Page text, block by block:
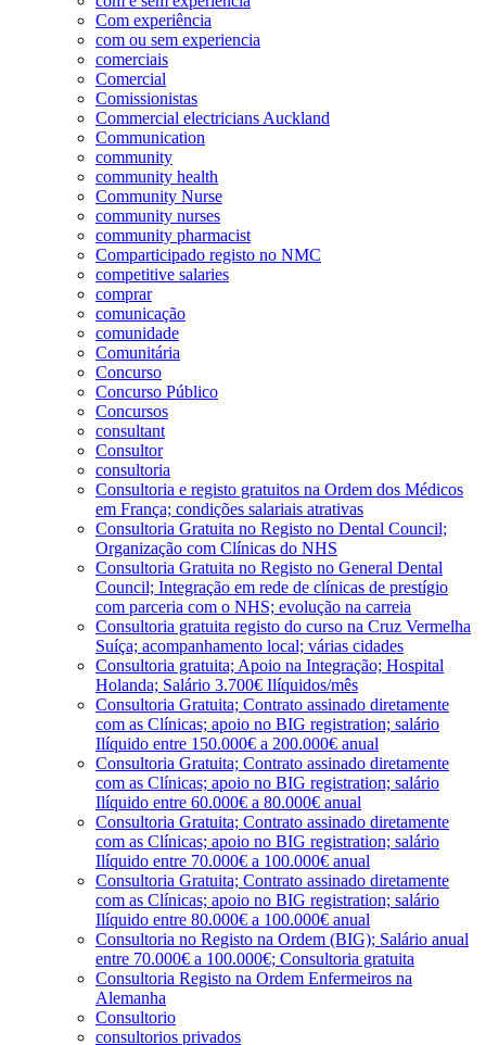
Com experiência
com ou sem experiencia
comerciais
Comercial
Comissionistas
Commercial electricians Auckland
Communication
community
community health
Community Nurse
community nurses
community pharmacist
Comparticipado registo no NMC
competitive salaries
comprar
comunicação
comunidade
Comunitária
Concurso
Concurso Público
Concursos
consultant
Consultor
consultoria
Consultoria e registo gratuitos na Ordem dos Médicos
em França; condições salariais atrativas
Consultoria Gratuita no Registo no Dental Council;
Organização com Clínicas do NHS
Consultoria Gratuita no Registo no General Dental
Council; Integração em rede de clínicas de prestígio
com parceria com o NHS; evolução na carreia
Consultoria gratuita registo do curso na Cruz Vermelha
Suíça; acompanhamento local; várias cidades
Consultoria gratuita; Apoio na Integração; Hospital
Holanda; Salário 3.700€ Ilíquidos/mês
Consultoria Gratuita; Contrato assinado diretamente
com as Clínicas; apoio no BIG registration; salário
Ilíquido entre 150.000€ a 200.000€ anual
Consultoria Gratuita; Contrato assinado diretamente
com as Clínicas; apoio no BIG registration; salário
Ilíquido entre 60.000€ a 80.000€ anual
Consultoria Gratuita; Contrato assinado diretamente
com as Clínicas; apoio no BIG registration; salário
Ilíquido entre 70.000€ a 100.000€ anual
Consultoria Gratuita; Contrato assinado diretamente
com as Clínicas; apoio no BIG registration; salário
Ilíquido entre 80.000€ a 100.000€ anual
Consultoria no Registo na Ordem (BIG); Salário anual
entre 70.000€ a 100.000€; Consultoria gratuita
Consultoria Registo na Ordem Enfermeiros na
Alemanha
Consultorio
consultorios privados